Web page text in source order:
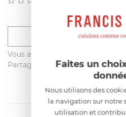
Déposer un
Vous avez acheté ce produit sur
Partagez votre avis avec les
Faites un
Nous utilisons des
la navigation sur notre
utilisation et